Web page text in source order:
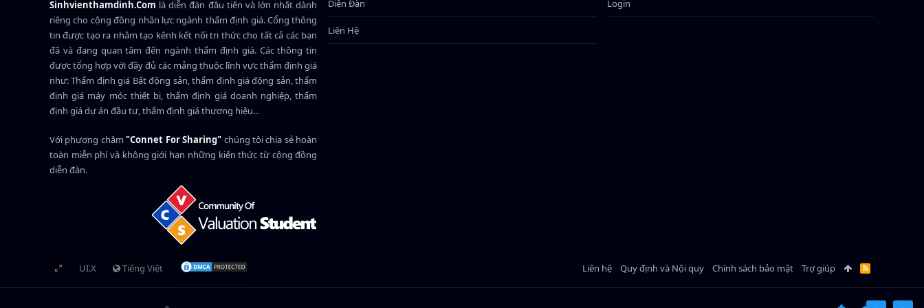
Sinhvienthamdinh.Com là diễn đàn đầu tiên và lớn nhất dành
riêng cho cộng đồng nhân lực ngành thẩm định giá. Cổng thông
tin được tạo ra nhằm tạo kênh kết nối tri thức cho tất cả các bạn
đã và đang quan tâm đến ngành thẩm định giá. Các thông tin
được tổng hợp với đầy đủ các mảng thuộc lĩnh vực thẩm định giá
như: Thẩm định giá Bất động sản, thẩm định giá động sản, thẩm
định giá máy móc thiết bị, thẩm định giá doanh nghiệp, thẩm
định giá dự án đầu tư, thẩm định giá thương hiệu...
Với phương châm"Connet For Sharing" chúng tôi chia sẻ hoàn
toàn miễn phí và không giới hạn những kiến thức từ cộng đồng
diễn đàn.
Diễn Đàn
Liên Hệ
Login
UI.X Tiếng Việt Liên hệ Quy định và Nội quy Chính sách bảo mật Trợ giúp
R
S